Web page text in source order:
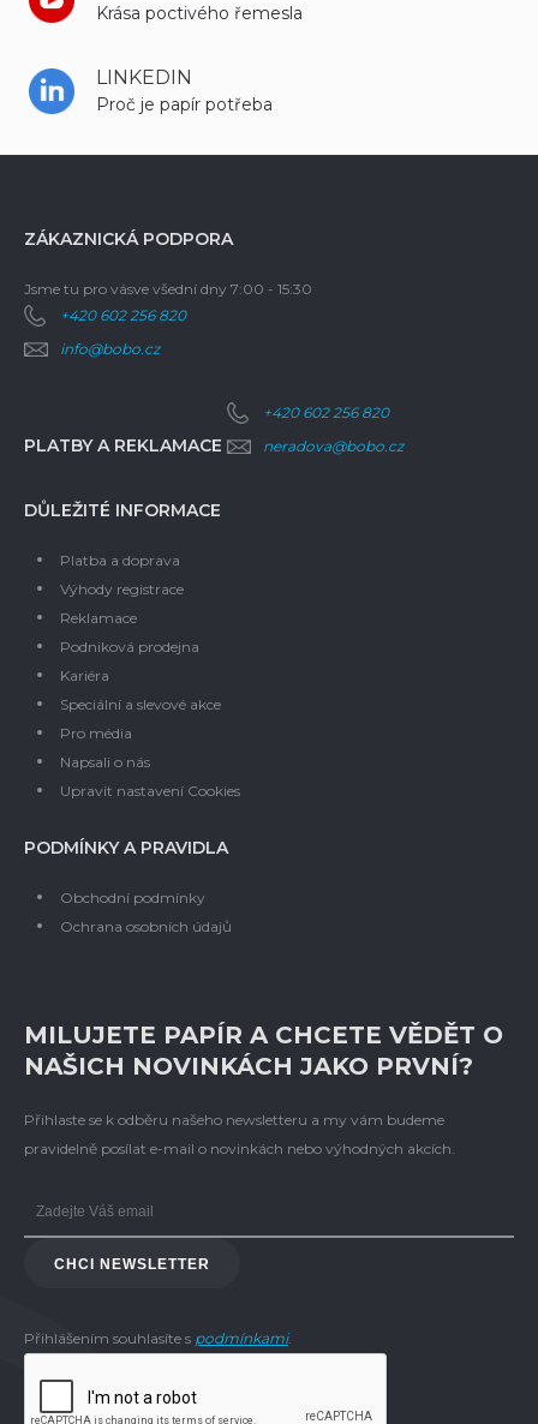
Krása poctivého řemesla
LINKEDIN
Proč je papír potřeba
ZÁKAZNICKÁ PODPORA
Jsme tu pro vásve všední dny 7:00 - 15:30
+420 602 256 820
info@bobo.cz
PLATBY A REKLAMACE
+420 602 256 820
neradova@bobo.cz
DŮLEŽITÉ INFORMACE
Platba a doprava
Výhody registrace
Reklamace
Podniková prodejna
Kariéra
Speciální a slevové akce
Pro média
Napsali o nás
Upravit nastavení Cookies
PODMÍNKY A PRAVIDLA
Obchodní podmínky
Ochrana osobních údajů
MILUJETE PAPÍR A CHCETE VĚDĚT O
NAŠICH NOVINKÁCH JAKO PRVNÍ?
Přihlaste se k odběru našeho newsletteru a my vám budeme
pravidelně posílat e-mail o novinkách nebo výhodných akcích.
CHCI NEWSLETTER
Přihlášením souhlasíte s podmínkami.